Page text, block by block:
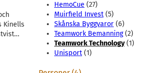
Kinells
HemoCue (27)
Muirfield Invest (5)
Skånska Byggvaror (6)
Teamwork Bemanning(2)
Teamwork Technology(1)
Unisport (1)